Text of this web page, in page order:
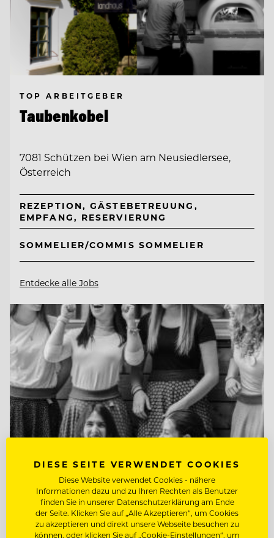
TOP ARBEITGEBER
Taubenkobel
7081 Schützen bei Wien am Neusiedlersee,
Österreich
REZEPTION, GÄSTEBETREUUNG,
EMPFANG, RESERVIERUNG
SOMMELIER/COMMIS SOMMELIER
Entdecke alle Jobs
TOP ARBEITGEBER
Naturhotel Bauernhofer
DIESE SEITE VERWENDET COOKIES
Diese Website verwendet Cookies - nähere
Informationen dazu und zu Ihren Rechten als Benutzer
finden Sie in unserer Datenschutzerklärung am Ende
der Seite. Klicken Sie auf „Alle Akzeptieren“, um Cookies
zu akzeptieren und direkt unsere Webseite besuchen zu
können, oder klicken Sie auf „Cookie-Einstellungen“, um